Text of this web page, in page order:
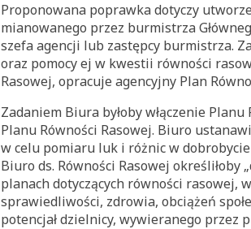
Proponowana poprawka dotyczy
mianowanego przez burmistrza
szefa agencji lub zastępcy burmistrza.
oraz pomocy ej w kwestii równości
Rasowej, opracuje agencyjny Plan
Zadaniem Biura byłoby włączenie
Planu Równości Rasowej. Biuro
w celu pomiaru luk i różnic w
Biuro ds. Równości Rasowej
planach dotyczących równości rasowej,
sprawiedliwości, zdrowia, obciążeń
potencjał dzielnicy, wywieranego przez